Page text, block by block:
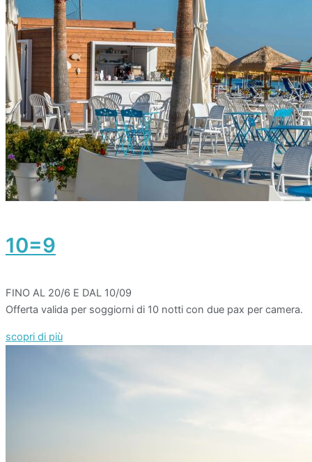
10=9
FINO AL 20/6 E DAL 10/09
Offerta valida per soggiorni di 10 notti con due pax per camera.
scopri di più